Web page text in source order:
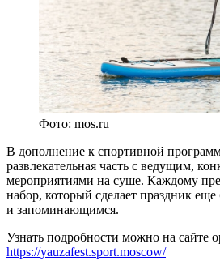
Фото: mos.ru
В дополнение к спортивной
развлекательная часть с ведущим,
мероприятиями на суше. Каждому
набор, который сделает праздник
и запоминающимся.
Узнать подробности можно на сайте
https://yauzafest.sport.moscow/